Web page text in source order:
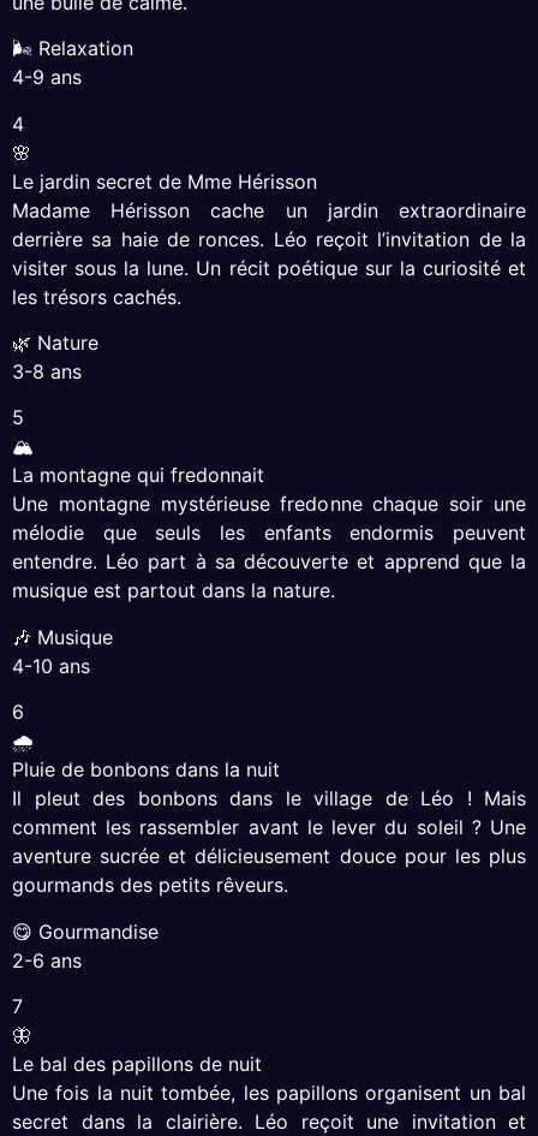
🌬 Relaxation
4-9 ans
4
🌸
Le jardin secret de Mme Hérisson
Madame Hérisson cache un jardin extraordinaire
derrière sa haie de ronces. Léo reçoit l’invitation de la
visiter sous la lune. Un récit poétique sur la curiosité et
les trésors cachés.
🌿 Nature
3-8 ans
5
🏔
La montagne qui fredonnait
Une montagne mystérieuse fredonne chaque soir une
mélodie que seuls les enfants endormis peuvent
entendre. Léo part à sa découverte et apprend que la
musique est partout dans la nature.
🎶 Musique
4-10 ans
6
🌧
Pluie de bonbons dans la nuit
Il pleut des bonbons dans le village de Léo ! Mais
comment les rassembler avant le lever du soleil ? Une
aventure sucrée et délicieusement douce pour les plus
gourmands des petits rêveurs.
😋 Gourmandise
2-6 ans
7
🦋
Le bal des papillons de nuit
Une fois la nuit tombée, les papillons organisent un bal
secret dans la clairière. Léo reçoit une invitation et